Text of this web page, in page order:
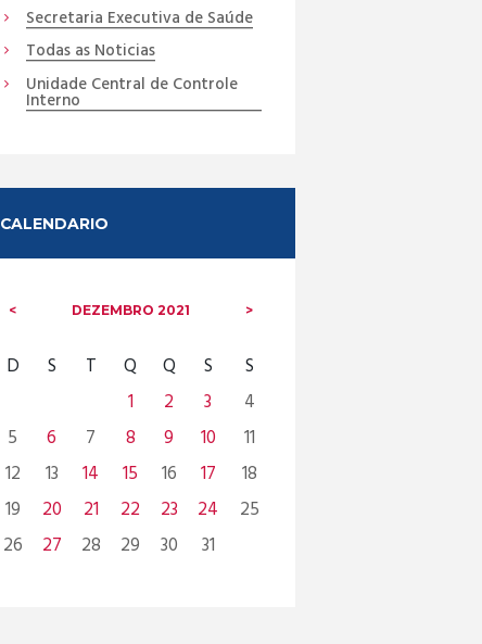
Secretaria Executiva de Saúde
Todas as Noticias
Unidade Central de Controle
Interno
CALENDARIO
DEZEMBRO 2021
D S T Q Q S
S
1
2 3
4
5
6 7 8 9 10
11
12
13 14 15 16 17
18
19
20 21 22 23 24
25
26
27 28 29 30 31